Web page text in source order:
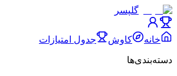
گلپسر
خانه کاوش جدول امتیازات
دسته‌بندی‌ها